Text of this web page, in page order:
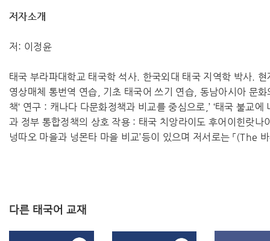
저자소개
저: 이정윤
태국 부라파대학교 태국학 석사. 한국외대 태국 지역학 박사.
영상매체 통번역 연습, 기초 태국어 쓰기 연습, 동남아시아 문
책‘ 연구 : 캐나다 다문화정책과 비교를 중심으로,’ ‘태국 불교
과 정부 통합정책의 상호 작용 : 태국 치앙라이도 후어이힌랏나
넝따오 마을과 넝몬타 마을 비교’등이 있으며 저서로는 「(The
다른 태국어 교재